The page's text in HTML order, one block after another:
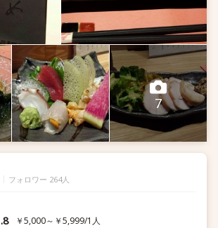
7
フォロワー 264人
￥5,000～￥5,999/1人